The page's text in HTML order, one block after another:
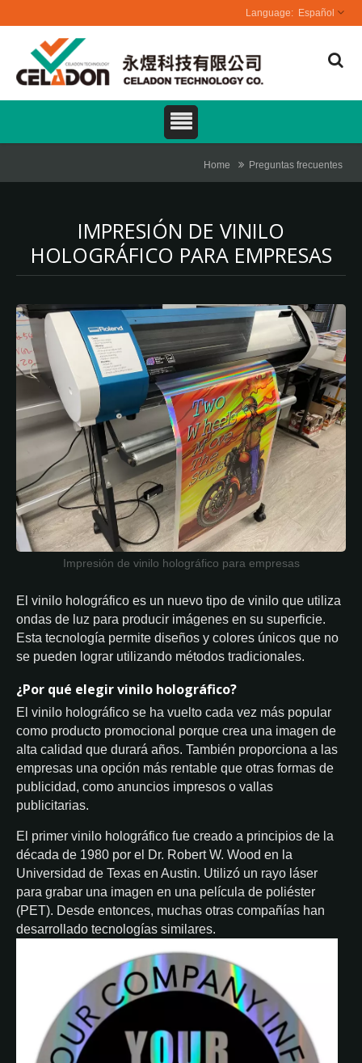
Español
Home Preguntas frecuentes
IMPRESIÓN DE VINILO
HOLOGRÁFICO PARA EMPRESAS
Impresión de vinilo holográfico para empresas
El vinilo holográfico es un nuevo tipo de vinilo que utiliza
ondas de luz para producir imágenes en su superficie.
Esta tecnología permite diseños y colores únicos que no
se pueden lograr utilizando métodos tradicionales.
¿Por qué elegir vinilo holográfico?
El vinilo holográfico se ha vuelto cada vez más popular
como producto promocional porque crea una imagen de
alta calidad que durará años. También proporciona a las
empresas una opción más rentable que otras formas de
publicidad, como anuncios impresos o vallas
publicitarias.
El primer vinilo holográfico fue creado a principios de la
década de 1980 por el Dr. Robert W. Wood en la
Universidad de Texas en Austin. Utilizó un rayo láser
para grabar una imagen en una película de poliéster
(PET). Desde entonces, muchas otras compañías han
desarrollado tecnologías similares.